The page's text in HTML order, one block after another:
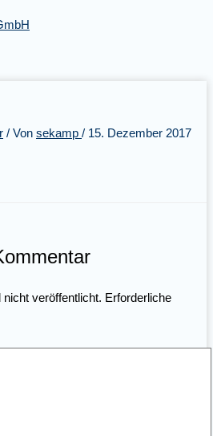
/ Von sekamp / 15. Dezember 2017
veröffentlicht. Erforderliche